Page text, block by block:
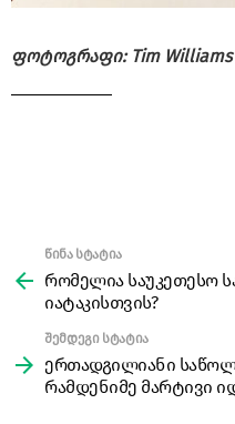
ფოტოგრაფი: Tim Williams
more
წინა სტატია
რომელია საუკეთესო
იატაკისთვის?
შემდეგი სტატია
ერთადგილიანი
რამდენიმე მარტივი